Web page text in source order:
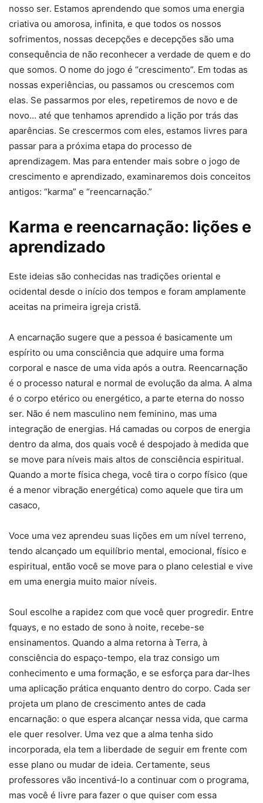
nosso ser. Estamos aprendendo que somos uma energia
criativa ou amorosa, infinita, e que todos os nossos
sofrimentos, nossas decepções e decepções são uma
consequência de não reconhecer a verdade de quem e do
que somos. O nome do jogo é “crescimento”. Em todas as
nossas experiências, ou passamos ou crescemos com
elas. Se passarmos por eles, repetiremos de novo e de
novo… até que tenhamos aprendido a lição por trás das
aparências. Se crescermos com eles, estamos livres para
passar para a próxima etapa do processo de
aprendizagem. Mas para entender mais sobre o jogo de
crescimento e aprendizado, examinaremos dois conceitos
antigos: “karma” e “reencarnação.”
Karma e reencarnação: lições e
aprendizado
Este ideias são conhecidas nas tradições oriental e
ocidental desde o início dos tempos e foram amplamente
aceitas na primeira igreja cristã.
A encarnação sugere que a pessoa é basicamente um
espírito ou uma consciência que adquire uma forma
corporal e nasce de uma vida após a outra. Reencarnação
é o processo natural e normal de evolução da alma. A alma
é o corpo etérico ou energético, a parte eterna do nosso
ser. Não é nem masculino nem feminino, mas uma
integração de energias. Há camadas ou corpos de energia
dentro da alma, dos quais você é despojado à medida que
se move para níveis mais altos de consciência espiritual.
Quando a morte física chega, você tira o corpo físico (que
é a menor vibração energética) como aquele que tira um
casaco,
Voce uma vez aprendeu suas lições em um nível terreno,
tendo alcançado um equilíbrio mental, emocional, físico e
espiritual, então você se move para o plano celestial e vive
em uma energia muito maior níveis.
Soul escolhe a rapidez com que você quer progredir. Entre
fquays, e no estado de sono à noite, recebe-se
ensinamentos. Quando a alma retorna à Terra, à
consciência do espaço-tempo, ela traz consigo um
conhecimento e uma formação, e se esforça para dar-lhes
uma aplicação prática enquanto dentro do corpo. Cada ser
projeta um plano de crescimento antes de cada
encarnação: o que espera alcançar nessa vida, que carma
ele quer resolver. Uma vez que a alma tenha sido
incorporada, ela tem a liberdade de seguir em frente com
esse plano ou mudar de ideia. Certamente, seus
professores vão incentivá-lo a continuar com o programa,
mas você é livre para fazer o que quiser com essa